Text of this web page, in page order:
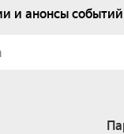
и анонсы событий